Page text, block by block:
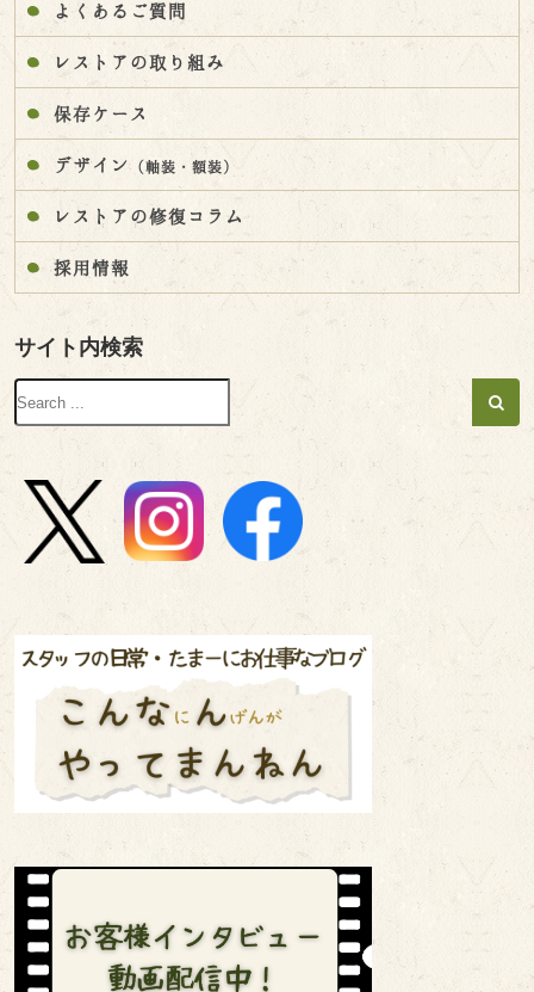
よくあるご質問
レストアの取り組み
保存ケース
デザイン（軸装・額装）
レストアの修復コラム
採用情報
サイト内検索